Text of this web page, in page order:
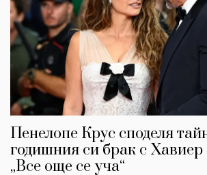
Пенелопе Крус споделя
годишния си брак с
„Все още се уча“